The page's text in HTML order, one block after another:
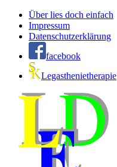
Über lies doch einfach
Impressum
Datenschutzerklärung
facebook
Legasthenietherapie